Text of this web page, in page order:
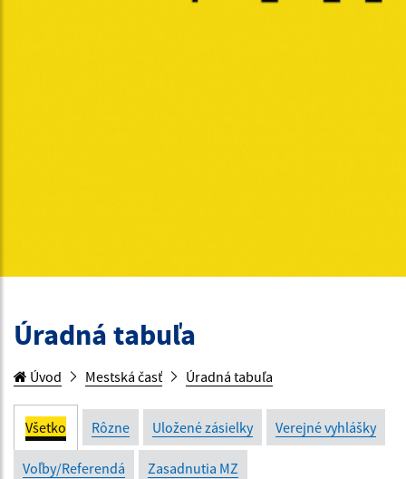
Úradná tabuľa
Úvod Mestská časť Úradná tabuľa
Všetko Rôzne Uložené zásielky Verejné vyhlášky
Voľby/Referendá Zasadnutia MZ